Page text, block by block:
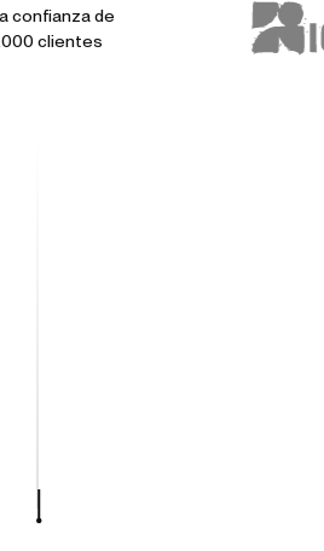
confianza de
clientes